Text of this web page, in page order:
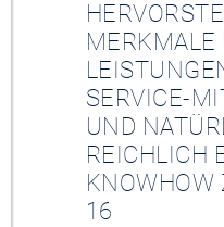
MERKMALE
SERVICE-
UND
REICHLICH
KNOWHOW
16